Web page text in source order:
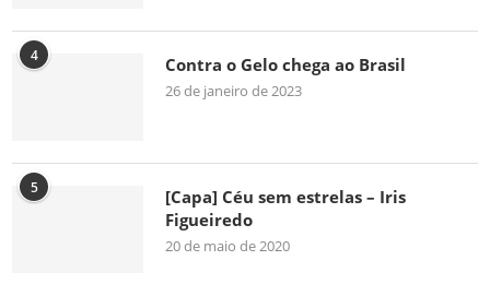
4 Contra o Gelo chega ao Brasil
26 de janeiro de 2023
5
[Capa] Céu sem estrelas – Iris
Figueiredo
20 de maio de 2020